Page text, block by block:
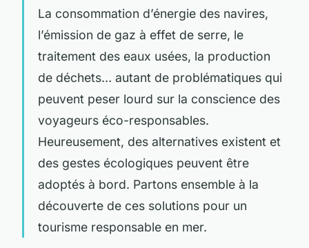
La consommation d’énergie des navires,
l’émission de gaz à effet de serre, le
traitement des eaux usées, la production
de déchets… autant de problématiques qui
peuvent peser lourd sur la conscience des
voyageurs éco-responsables.
Heureusement, des alternatives existent et
des gestes écologiques peuvent être
adoptés à bord. Partons ensemble à la
découverte de ces solutions pour un
tourisme responsable en mer.